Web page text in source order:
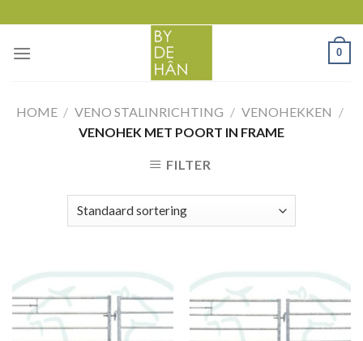
to
content
0
HOME / VENO STALINRICHTING / VENOHEKKEN /
VENOHEK MET POORT IN FRAME
FILTER